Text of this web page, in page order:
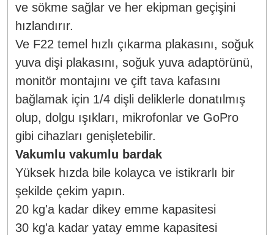
ve sökme sağlar ve her ekipman geçişini
hızlandırır.
Ve F22 temel hızlı çıkarma plakasını, soğuk
yuva dişi plakasını, soğuk yuva adaptörünü,
monitör montajını ve çift tava kafasını
bağlamak için 1/4 dişli deliklerle donatılmış
olup, dolgu ışıkları, mikrofonlar ve GoPro
gibi cihazları genişletebilir.
Vakumlu vakumlu bardak
Yüksek hızda bile kolayca ve istikrarlı bir
şekilde çekim yapın.
20 kg'a kadar dikey emme kapasitesi
30 kg'a kadar yatay emme kapasitesi